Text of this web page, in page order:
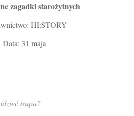
zagadki starożytnych
HI:STORY
Data: 31 maja
trupa?